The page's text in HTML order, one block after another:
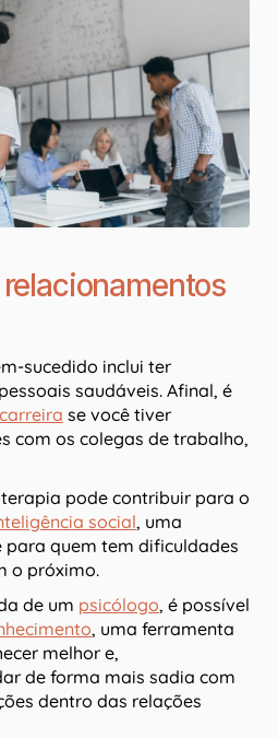
sucedido inclui ter
saudáveis. Afinal, é
se você tiver
com os colegas de trabalho,
pode contribuir para o
social, uma
quem tem dificuldades
o próximo.
de um psicólogo, é possível
, uma ferramenta
melhor e,
de forma mais sadia com
dentro das relações